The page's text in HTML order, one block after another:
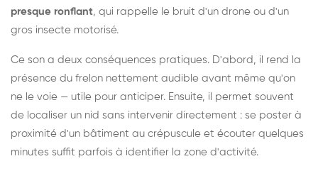
presque ronflant, qui rappelle le bruit d'un drone ou d'un
gros insecte motorisé.
Ce son a deux conséquences pratiques. D'abord, il rend la
présence du frelon nettement audible avant même qu'on
ne le voie — utile pour anticiper. Ensuite, il permet souvent
de localiser un nid sans intervenir directement : se poster à
proximité d'un bâtiment au crépuscule et écouter quelques
minutes suffit parfois à identifier la zone d'activité.